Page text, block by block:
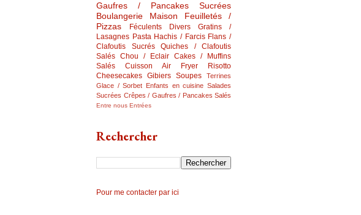
Gaufres / Pancakes Sucrées
Boulangerie Maison
Feuilletés /
Pizzas
Féculents Divers
Gratins /
Lasagnes Pasta Hachis / Farcis Flans /
Clafoutis Sucrés
Quiches / Clafoutis
Salés Chou / Eclair Cakes / Muffins
Salés
Cuisson Air Fryer
Risotto
Cheesecakes Gibiers Soupes
Terrines
Glace / Sorbet Enfants en cuisine Salades
Sucrées Crêpes / Gaufres / Pancakes Salés
Entre nous Entrées
Rechercher
Pour me contacter par ici